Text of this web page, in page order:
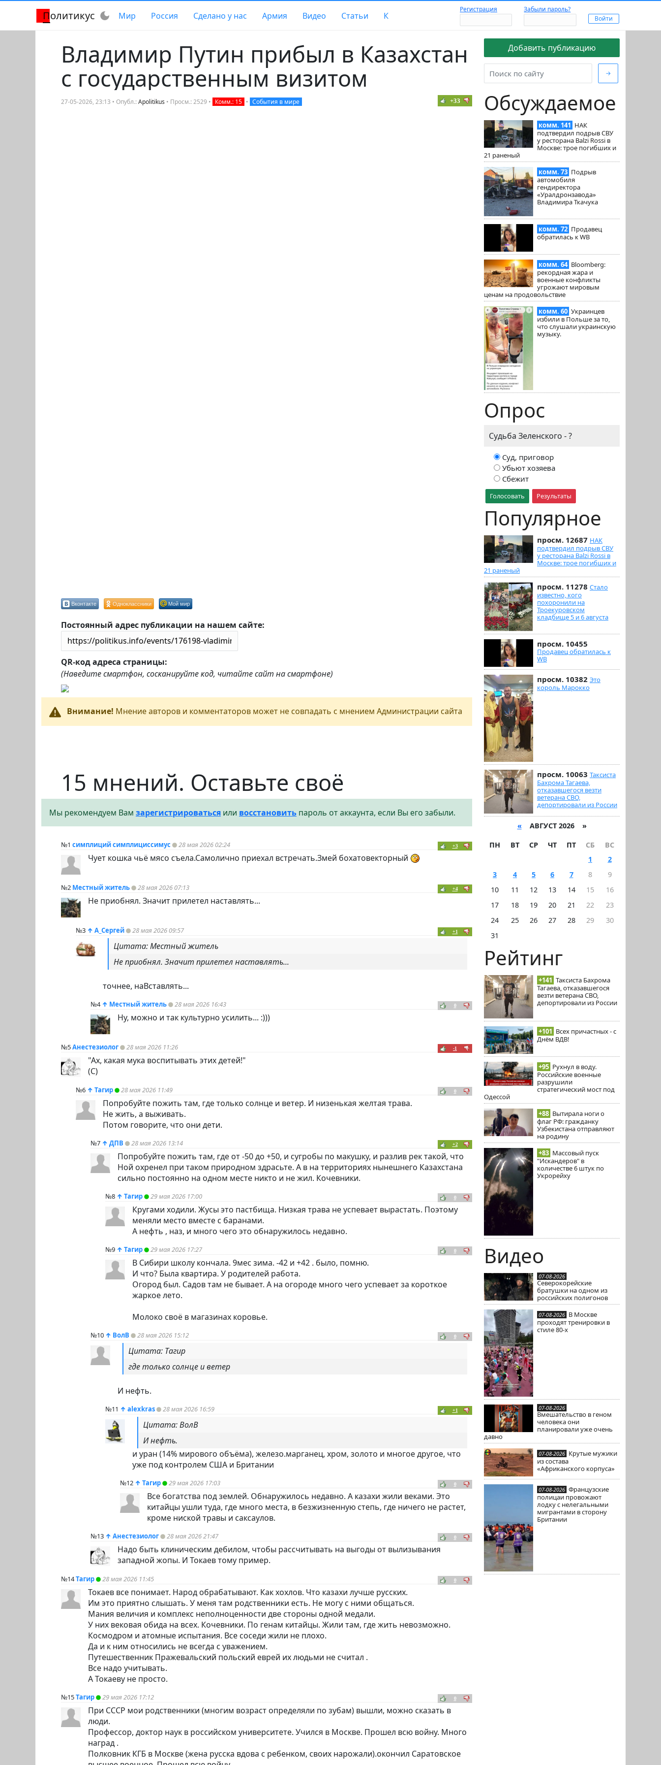
Политикус dark_mode Мир Россия Сделано у нас Армия Видео Статьи К
Регистрация Забыли пароль?
Добавить публикацию
→
Обсуждаемое
комм. 141 НАК
подтвердил подрыв СВУ
у ресторана Balzi Rossi в
Москве: трое погибших и
21 раненый
комм. 73 Подрыв
автомобиля
гендиректора
«Уралдронзавода»
Владимира Ткачука
комм. 72 Продавец
обратилась к WB
комм. 64 Bloomberg:
рекордная жара и
военные конфликты
угрожают мировым
ценам на продовольствие
комм. 60 Украинцев
избили в Польше за то,
что слушали украинскую
музыку.
Опрос
Судьба Зеленского - ?
Суд, приговор
Убьют хозяева
Сбежит
Голосовать Результаты
Популярное
просм. 12687 НАК
подтвердил подрыв СВУ
у ресторана Balzi Rossi в
Москве: трое погибших и
21 раненый
просм. 11278 Стало
известно, кого
похоронили на
Троекуровском
кладбище 5 и 6 августа
просм. 10455
Продавец обратилась к
WB
просм. 10382 Это
король Марокко
просм. 10063 Таксиста
Бахрома Тагаева,
отказавшегося везти
ветерана СВО,
депортировали из России
« АВГУСТ 2026 »
ПН ВТ СР ЧТ ПТ СБ
ВС
1
2
3
4 5 6 7 8
9
10
11 12 13 14 15
16
17
18 19 20 21 22
23
24
25 26 27 28 29
30
31
Рейтинг
+141 Таксиста Бахрома
Тагаева, отказавшегося
везти ветерана СВО,
депортировали из России
+101 Всех причастных - с
Днём ВДВ!
+95 Рухнул в воду.
Российские военные
разрушили
стратегический мост под
Одессой
+88 Вытирала ноги о
флаг РФ: гражданку
Узбекистана отправляют
на родину
+83 Массовый пуск
"Искандеров" в
количестве 6 штук по
Укрорейху
Видео
07-08-2026
Северокорейские
братушки на одном из
российских полигонов
07-08-2026 В Москве
проходят тренировки в
стиле 80-х
07-08-2026
Вмешательство в геном
человека они
планировали уже очень
давно
07-08-2026 Крутые мужики
из состава
«Африканского корпуса»
07-08-2026 Французские
полицаи провожают
лодку с нелегальными
мигрантами в сторону
Британии
Владимир Путин прибыл в Казахстан
с государственным визитом
27-05-2026, 23:13 • Опубл.:Apolitikus • Просм.: 2529 • Комм.: 15 • События в мире +33
Вконтакте Одноклассники Мой мир
Постоянный адрес публикации на нашем сайте:
QR-код адреса страницы:
(Наведите смартфон, сосканируйте код, читайте сайт на смартфоне)
Внимание! Мнение авторов и комментаторов может не совпадать с мнением Администрации сайта
15 мнений. Оставьте своё
Мы рекомендуем Вам зарегистрироваться или восстановить пароль от аккаунта, если Вы его забыли.
№1 симплиций симплициссимус 28 мая 2026 02:24 +3
Чует кошка чьё мясо съела.Самолично приехал встречать.Змей бохатовекторный
№2 Местный житель 28 мая 2026 07:13 +4
Не приобнял. Значит прилетел наставлять...
№3 ↑ А_Сергей 28 мая 2026 09:57 +1
Цитата: Местный житель
Не приобнял. Значит прилетел наставлять...
точнее, наВставлять...
№4 ↑ Местный житель 28 мая 2026 16:43 0
Ну, можно и так культурно усилить... :)))
№5Анестезиолог 28 мая 2026 11:26 -1
"Ах, какая мука воспитывать этих детей!"
(С)
№6 ↑ Тагир 28 мая 2026 11:49 0
Попробуйте пожить там, где только солнце и ветер. И низенькая желтая трава.
Не жить, а выживать.
Потом говорите, что они дети.
№7 ↑ ДПВ 28 мая 2026 13:14 +2
Попробуйте пожить там, где от -50 до +50, и сугробы по макушку, и разлив рек такой, что
Ной охренел при таком природном здрасьте. А в на территориях нынешнего Казахстана
сильно постоянно на одном месте никто и не жил. Кочевники.
№8 ↑ Тагир 29 мая 2026 17:00 0
Кругами ходили. Жусы это пастбища. Низкая трава не успевает вырастать. Поэтому
меняли место вместе с баранами.
А нефть , наз, и много чего это обнаружилось недавно.
№9 ↑ Тагир 29 мая 2026 17:27 0
В Сибири школу кончала. 9мес зима. -42 и +42 . было, помню.
И что? Была квартира. У родителей работа.
Огород был. Садов там не бывает. А на огороде много чего успевает за короткое
жаркое лето.
Молоко своё в магазинах коровье.
№10 ↑ ВолВ 28 мая 2026 15:12 0
Цитата: Тагир
где только солнце и ветер
И нефть.
№11 ↑ alexkras 28 мая 2026 16:59 +1
Цитата: ВолВ
И нефть.
и уран (14% мирового объёма), железо.марганец, хром, золото и многое другое, что
уже под контролем США и Британии
№12 ↑ Тагир 29 мая 2026 17:03 0
Все богатства под землей. Обнаружилось недавно. А казахи жили веками. Это
китайцы ушли туда, где много места, в безжизненную степь, где ничего не растет,
кроме ниской травы и саксаулов.
№13 ↑ Анестезиолог 28 мая 2026 21:47 0
Надо быть клиническим дебилом, чтобы рассчитывать на выгоды от вылизывания
западной жопы. И Токаев тому пример.
№14Тагир 28 мая 2026 11:45 0
Токаев все понимает. Народ обрабатывают. Как хохлов. Что казахи лучше русских.
Им это приятно слышать. У меня там родственники есть. Не могу с ними общаться.
Мания величия и комплекс неполноценности две стороны одной медали.
У них вековая обида на всех. Кочевники. По генам китайцы. Жили там, где жить невозможно.
Космодром и атомные испытания. Все соседи жили не плохо.
Да и к ним относились не всегда с уважением.
Путешественник Пражевальский польский еврей их людьми не считал .
Все надо учитывать.
А Токаеву не просто.
№15Тагир 29 мая 2026 17:12 0
При СССР мои родственники (многим возраст определяли по зубам) вышли, можно сказать в
люди.
Профессор, доктор наук в российском университете. Учился в Москве. Прошел всю войну. Много
наград .
Полковник КГБ в Москве (жена русска вдова с ребенком, своих нарожали).окончил Саратовское